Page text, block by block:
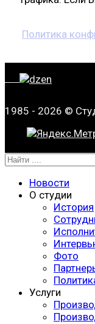
Политика
1985 - 2026 ©
Новости
О студии
История
Фото
Услуги